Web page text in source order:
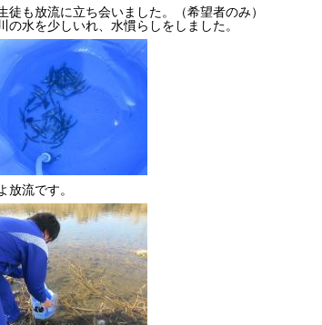
徒も放流に立ち会いました。（希望者のみ）
の水を少しいれ、水慣らしをしました。
放流です。